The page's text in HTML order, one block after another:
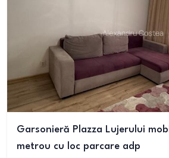
Garsonieră Plazza Lujerului
metrou cu loc parcare adp